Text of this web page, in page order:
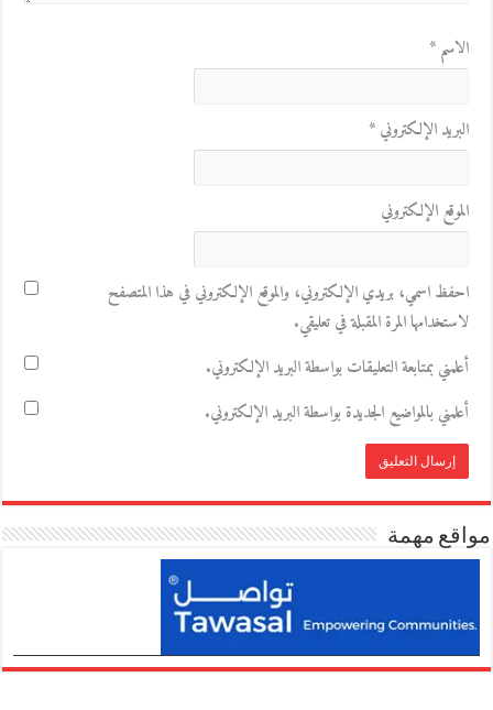
الاسم*
البريد الإلكتروني*
الموقع الإلكتروني
احفظ اسمي، بريدي الإلكتروني، والموقع الإلكتروني في هذا المتصفح
لاستخدامها المرة المقبلة في تعليقي.
أعلمني بمتابعة التعليقات بواسطة البريد الإلكتروني.
أعلمني بالمواضيع الجديدة بواسطة البريد الإلكتروني.
مواقع مهمة